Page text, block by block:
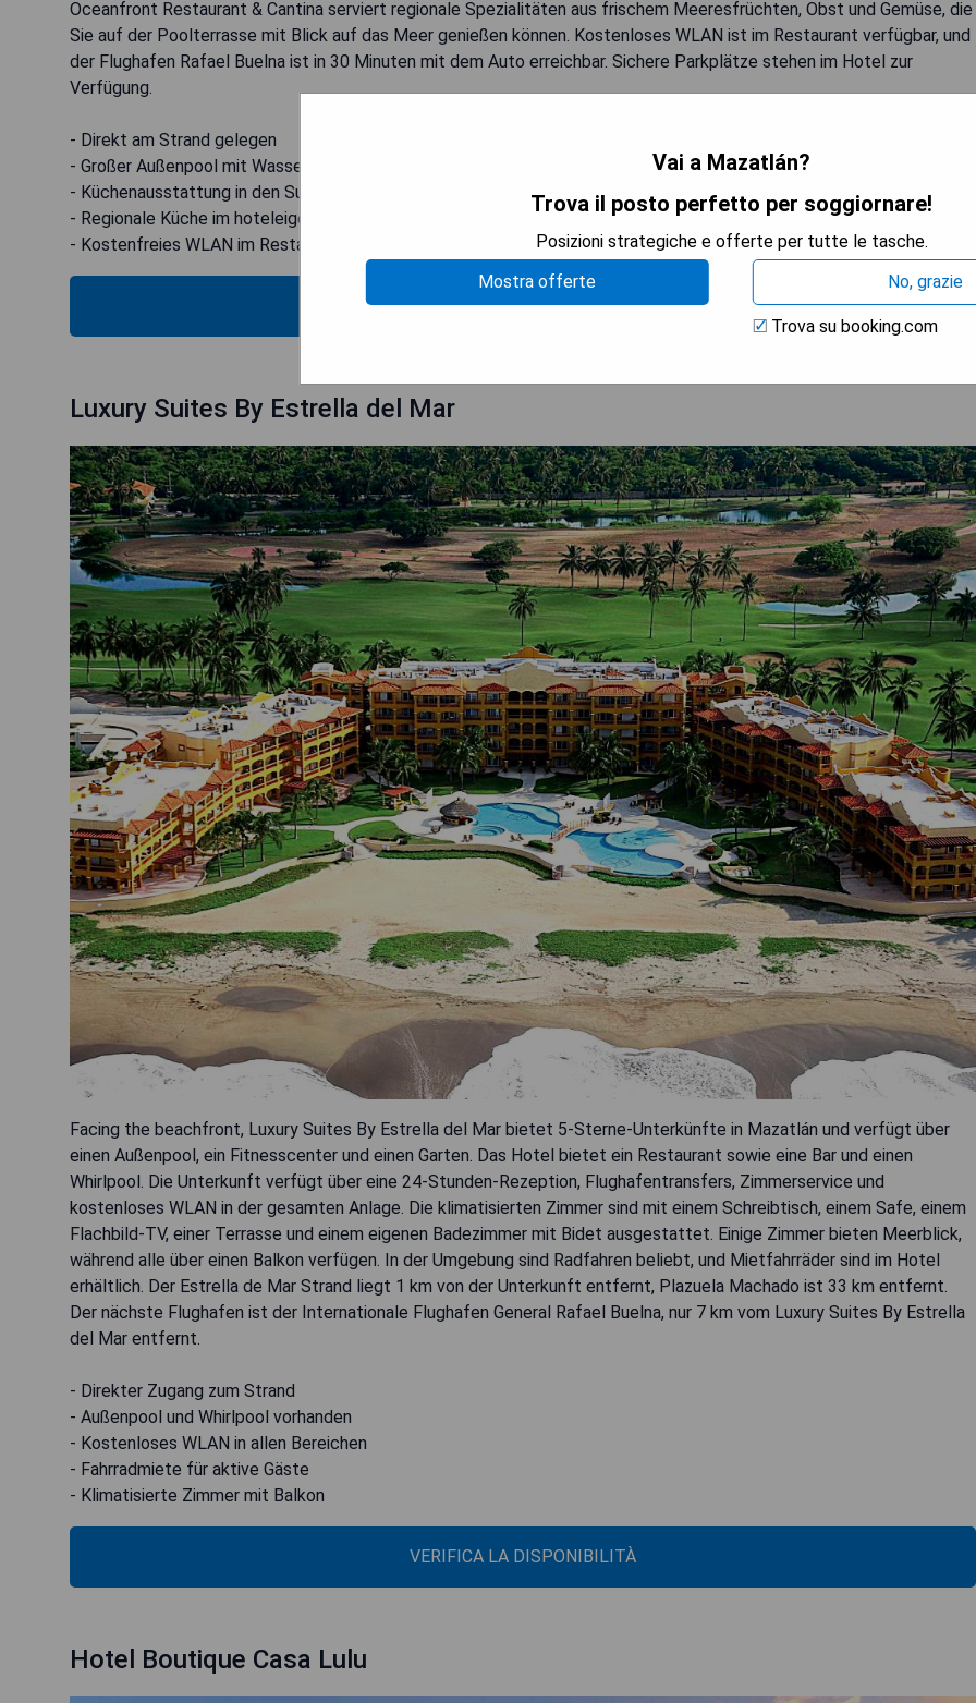
Oceanfront Restaurant & Cantina serviert regionale Spezialitäten aus frischem Meeresfrüchten, Obst und Gemüse, die
Sie auf der Poolterrasse mit Blick auf das Meer genießen können. Kostenloses WLAN ist im Restaurant verfügbar, und
der Flughafen Rafael Buelna ist in 30 Minuten mit dem Auto erreichbar. Sichere Parkplätze stehen im Hotel zur
Verfügung.
- Direkt am Strand gelegen
- Großer Außenpool mit Wasserfall
- Küchenausstattung in den Suiten
- Regionale Küche im hoteleigenen Restaurant
- Kostenfreies WLAN im Restaurant
VERIFICA LA DISPONIBILITÀ
Luxury Suites By Estrella del Mar
Facing the beachfront, Luxury Suites By Estrella del Mar bietet 5-Sterne-Unterkünfte in Mazatlán und verfügt über
einen Außenpool, ein Fitnesscenter und einen Garten. Das Hotel bietet ein Restaurant sowie eine Bar und einen
Whirlpool. Die Unterkunft verfügt über eine 24-Stunden-Rezeption, Flughafentransfers, Zimmerservice und
kostenloses WLAN in der gesamten Anlage. Die klimatisierten Zimmer sind mit einem Schreibtisch, einem Safe, einem
Flachbild-TV, einer Terrasse und einem eigenen Badezimmer mit Bidet ausgestattet. Einige Zimmer bieten Meerblick,
während alle über einen Balkon verfügen. In der Umgebung sind Radfahren beliebt, und Mietfahrräder sind im Hotel
erhältlich. Der Estrella de Mar Strand liegt 1 km von der Unterkunft entfernt, Plazuela Machado ist 33 km entfernt.
Der nächste Flughafen ist der Internationale Flughafen General Rafael Buelna, nur 7 km vom Luxury Suites By Estrella
del Mar entfernt.
- Direkter Zugang zum Strand
- Außenpool und Whirlpool vorhanden
- Kostenloses WLAN in allen Bereichen
- Fahrradmiete für aktive Gäste
- Klimatisierte Zimmer mit Balkon
VERIFICA LA DISPONIBILITÀ
Hotel Boutique Casa Lulu
Vai a Mazatlán?
Trova il posto perfetto per soggiornare!
Posizioni strategiche e offerte per tutte le tasche.
Mostra offerte
No, grazie
Trova su booking.com